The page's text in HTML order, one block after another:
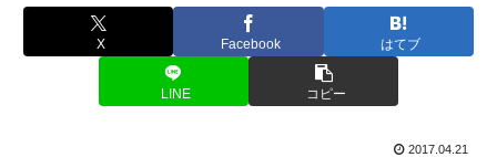
X Facebook はてブ
LINE コピー
2017.04.21